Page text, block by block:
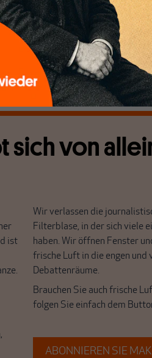
Information und
vorerst als
die Schwäche der Industrie
Industrie nicht ausgleichen
sich von
ist
Wir verlassen die
Filterblase, in der sich viele
haben. Wir öffnen Fenster
frische Luft in die engen und
Debattenräume.
Brauchen Sie auch frische
folgen Sie einfach dem
ABONNIEREN SIE